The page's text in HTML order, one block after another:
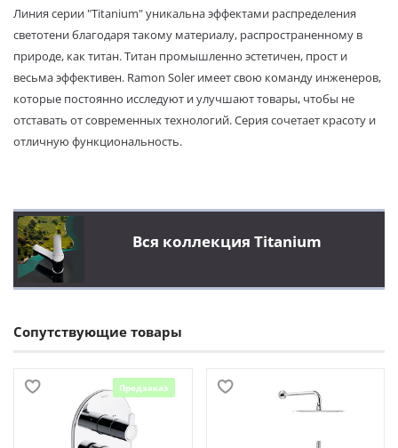
Вся коллекция Titanium
Линия серии "Titanium" уникальна эффектами распределения
светотени благодаря такому материалу, распространенному в
природе, как титан. Титан промышленно эстетичен, прост и
весьма эффективен. Ramon Soler имеет свою команду инженеров,
которые постоянно исследуют и улучшают товары, чтобы не
отставать от современных технологий. Серия сочетает красоту и
отличную функциональность.
Сопутствующие товары
Предзаказ